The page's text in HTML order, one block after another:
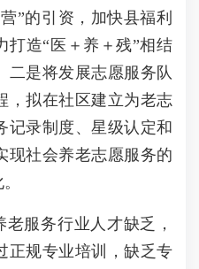
”的引资，加快县福利
打造“医＋养＋残”相结
二是将发展志愿服务队
，拟在社区建立为老志
记录制度、星级认定和
现社会养老志愿服务的
服务行业人才缺乏，
正规专业培训，缺乏专